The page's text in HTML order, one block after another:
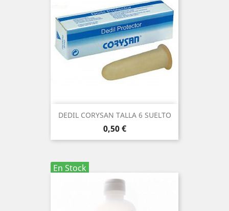
DEDIL CORYSAN TALLA 6 SUELTO
Precio
0,50 €
En Stock